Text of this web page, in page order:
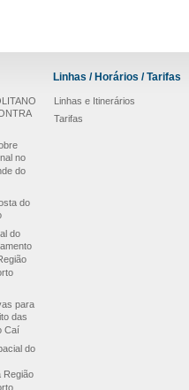
no
do
do
do
para
das
Caí
do
Região
Linhas / Horários / Tarifas
Linhas e Itinerários
Tarifas